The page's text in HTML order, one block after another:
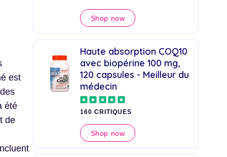
Shop now
Haute absorption COQ10
avec biopérine 100 mg,
120 capsules - Meilleur du
médecin
160 CRITIQUES
Shop now
est
été
de